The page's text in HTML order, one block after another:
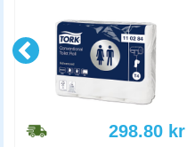
298.80 kr